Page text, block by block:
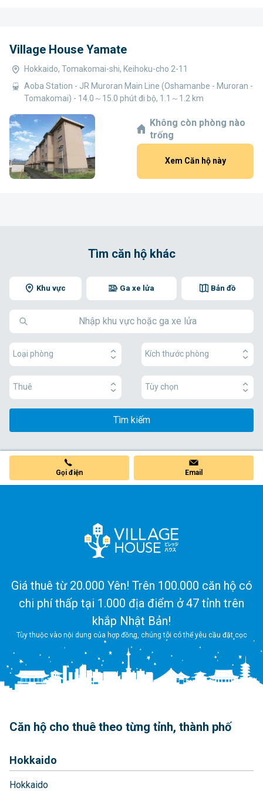
Village House Yamate
Hokkaido, Tomakomai-shi, Keihoku-cho 2-11
Aoba Station - JR Muroran Main Line (Oshamanbe - Muroran -
Tomakomai) - 14.0～15.0 phút đi bộ, 1.1～1.2 km
Không còn phòng nào
trống
Xem Căn hộ này
Tìm căn hộ khác
Khu vực Bản đồ
Ga xe lửa
Loại phòng Kích thước phòng
Thuê Tùy chọn
Tìm kiếm
Gọi điện Email
Giá thuê từ 20.000 Yên! Trên 100.000 căn hộ có
chi phí thấp tại 1.000 địa điểm ở 47 tỉnh trên
khắp Nhật Bản!
Tùy thuộc vào nội dung của hợp đồng, chúng tôi có thể yêu cầu đặt cọc
Căn hộ cho thuê theo từng tỉnh, thành phố
Hokkaido
Hokkaido